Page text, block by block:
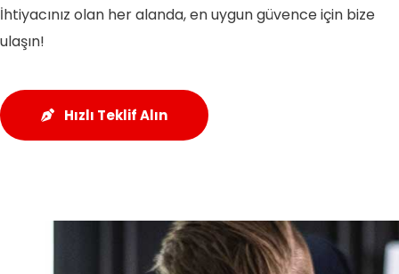
İhtiyacınız olan her alanda, en uygun güvence için bize
ulaşın!
Hızlı Teklif Alın